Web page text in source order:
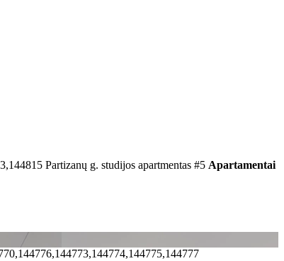
Partizanų g. studijos apartmentas #5 Apartamentai